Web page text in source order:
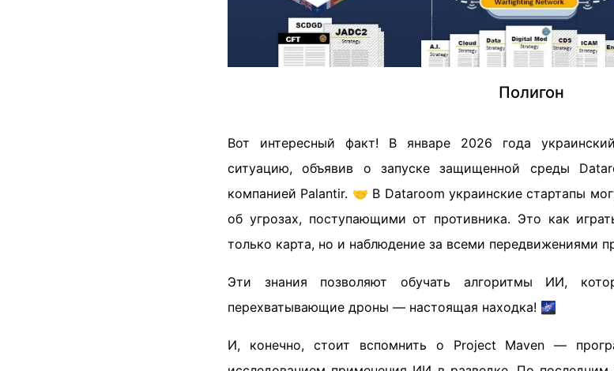
Полигон
Вот интересный факт! В январе 2026 года
ситуацию, объявив о запуске защищенной среды
компанией Palantir. 🤝 В Dataroom украинские стартапы
об угрозах, поступающими от противника. Это как
только карта, но и наблюдение за всеми передвижениями
Эти знания позволяют обучать алгоритмы ИИ,
перехватывающие дроны — настоящая находка! 🌌
И, конечно, стоит вспомнить о Project Maven —